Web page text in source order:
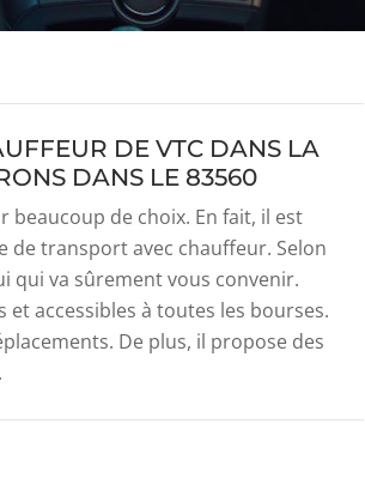
DE VTC DANS LA
DANS LE 83560
beaucoup de choix. En fait, il est
de transport avec chauffeur. Selon
qui va sûrement vous convenir.
accessibles à toutes les bourses.
De plus, il propose des